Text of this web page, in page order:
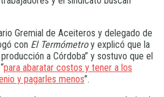
Gremial de Aceiteros y delegado de
con El Termómetroy explicó que la
a Córdoba” y sostuvo que el
para abaratar costos y tener a los
y pagarles menos”.